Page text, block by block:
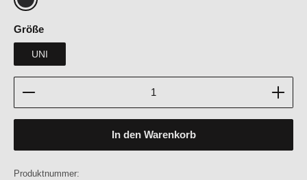
Jet Black
Größeauswählen
UNI
Produkt Anzahl: Gib den gewünschten Wert ein
In den Warenkorb
Produktnummer: